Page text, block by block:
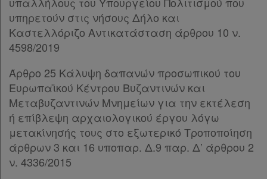
Ψάχνω
και
βρίσκω
υπηρετούν στις νήσους Δήλο και
Καστελλόριζο Αντικατάσταση άρθρου 10 ν.
4598/2019
Άρθρο 25 Κάλυψη δαπανών προσωπικού του
Ευρωπαϊκού Κέντρου Βυζαντινών και
Μεταβυζαντινών Μνημείων για την εκτέλεση
ή επίβλεψη αρχαιολογικού έργου λόγω
μετακίνησής τους στο εξωτερικό Τροποποίηση
άρθρων 3 και 16 υποπαρ. Δ.9 παρ. Δ’ άρθρου 2
ν. 4336/2015